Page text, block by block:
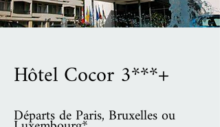
Hôtel Cocor 3***+
Départs de Paris, Bruxelles ou